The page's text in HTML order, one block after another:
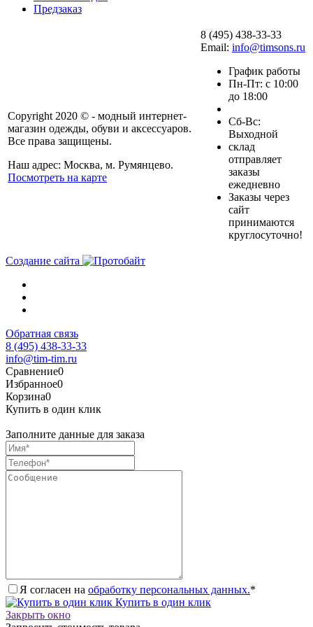
Предзаказ
Copyright 2020 © - модный интернет-
магазин одежды, обуви и аксессуаров.
Все права защищены.
Наш адрес: Москва, м. Румянцево.
Посмотреть на карте
8 (495) 438-33-33
Email: info@timsons.ru
График работы
Пн-Пт: с 10:00
до 18:00
Cб-Вс:
Выходной
склад
отправляет
заказы
ежедневно
Заказы через
сайт
принимаются
круглосуточно!
Создание сайта
Обратная связь
8 (495) 438-33-33
info@tim-tim.ru
Сравнение0
Избранное0
Корзина0
Купить в один клик
Заполните данные для заказа
Я согласен на обработку персональных данных.*
Купить в один клик
Закрыть окно